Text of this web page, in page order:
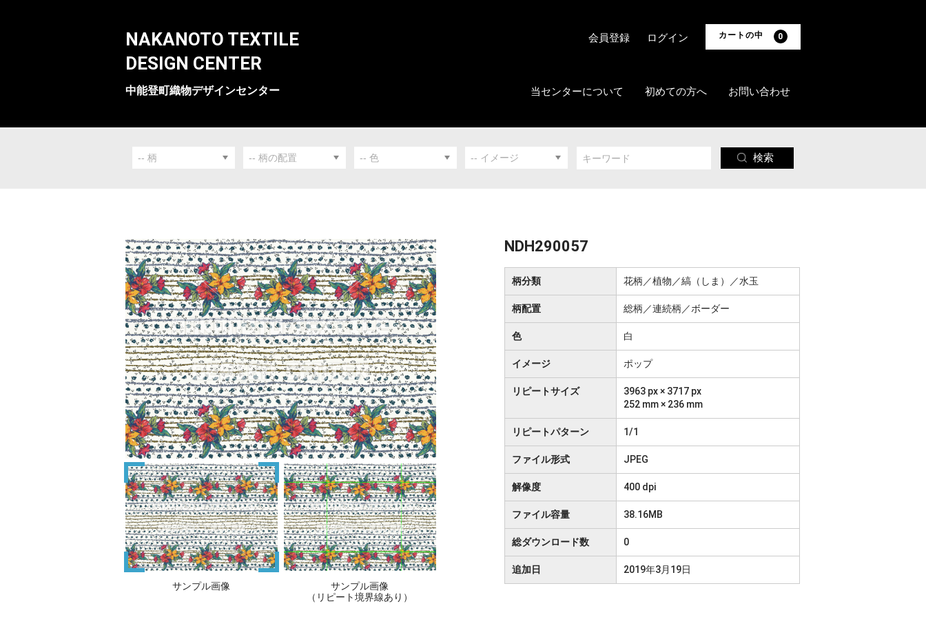
NAKANOTO TEXTILE
DESIGN CENTER
中能登町織物デザインセンター 当センターについて 初めての方へ お問い合わせ
カートの中 0
会員登録 ログイン
検索
サンプル画像
サンプル画像
（リピート境界線あり）
NDH290057
柄分類 花柄／植物／縞（しま）／水玉
柄配置 総柄／連続柄／ボーダー
色 白
イメージ ポップ
リピートサイズ
3963 px × 3717 px
252 mm × 236 mm
リピートパターン 1/1
ファイル形式 JPEG
解像度 400 dpi
ファイル容量 38.16MB
総ダウンロード数 0
追加日 2019年3月19日